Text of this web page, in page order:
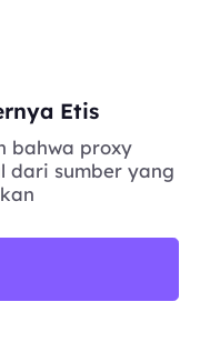
Etis
bahwa proxy
dari sumber yang